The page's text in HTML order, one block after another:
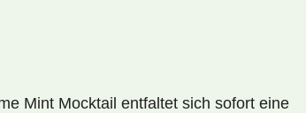
Mint Mocktail entfaltet sich sofort eine